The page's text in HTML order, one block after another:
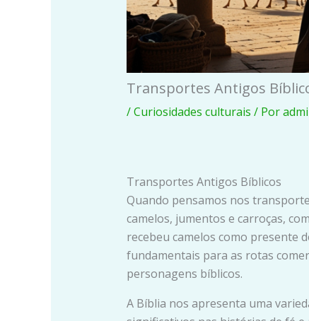
Transportes Antigos
/Curiosidades culturais / Por
Transportes Antigos Bíblicos
Quando pensamos nos
camelos, jumentos e carroças,
recebeu camelos como presente
fundamentais para as rotas
personagens bíblicos.
A Bíblia nos apresenta uma